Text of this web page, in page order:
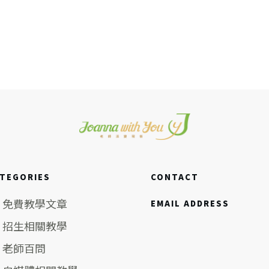
免費教學文章
招生相關教學
老師百問
CONTACT
EMAIL ADDRESS